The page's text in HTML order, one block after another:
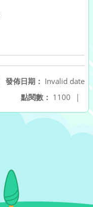
發佈日期： Invalid date
點閱數： 1100 |